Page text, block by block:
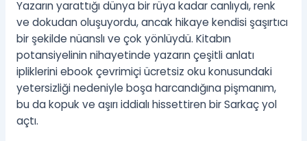
Yazarın yarattığı dünya bir rüya kadar canlıydı, renk
ve dokudan oluşuyordu, ancak hikaye kendisi şaşırtıcı
bir şekilde nüanslı ve çok yönlüydü. Kitabın
potansiyelinin nihayetinde yazarın çeşitli anlatı
ipliklerini ebook çevrimiçi ücretsiz oku konusundaki
yetersizliği nedeniyle boşa harcandığına pişmanım,
bu da kopuk ve aşırı iddialı hissettiren bir Sarkaç yol
açtı.